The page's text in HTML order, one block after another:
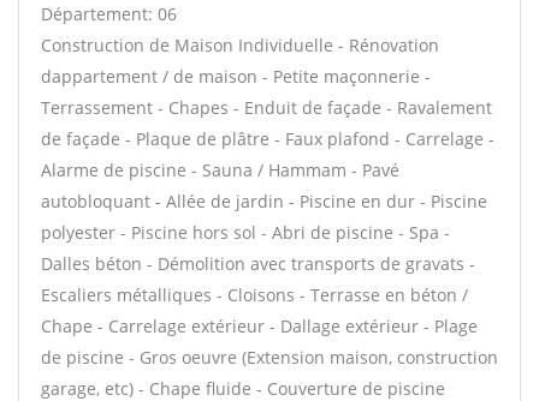
Département: 06
Construction de Maison Individuelle - Rénovation
dappartement / de maison - Petite maçonnerie -
Terrassement - Chapes - Enduit de façade - Ravalement
de façade - Plaque de plâtre - Faux plafond - Carrelage -
Alarme de piscine - Sauna / Hammam - Pavé
autobloquant - Allée de jardin - Piscine en dur - Piscine
polyester - Piscine hors sol - Abri de piscine - Spa -
Dalles béton - Démolition avec transports de gravats -
Escaliers métalliques - Cloisons - Terrasse en béton /
Chape - Carrelage extérieur - Dallage extérieur - Plage
de piscine - Gros oeuvre (Extension maison, construction
garage, etc) - Chape fluide - Couverture de piscine